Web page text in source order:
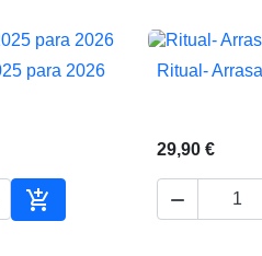
para 2026

Adicionar ao carrinho

Ritual-
29,90 €
